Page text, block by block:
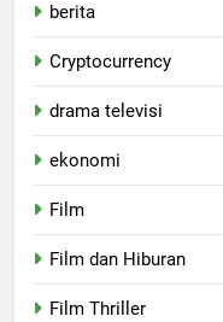
berita
Cryptocurrency
drama televisi
ekonomi
Film
Film dan Hiburan
Film Thriller